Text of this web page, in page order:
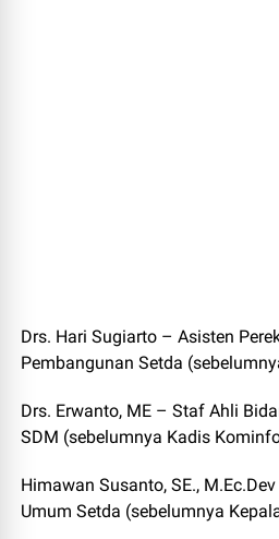
Drs. Hari Sugiarto – Asisten
Pembangunan Setda
Drs. Erwanto, ME – Staf Ahli
SDM (sebelumnya Kadis
Himawan Susanto, SE.,
Umum Setda (sebelumnya